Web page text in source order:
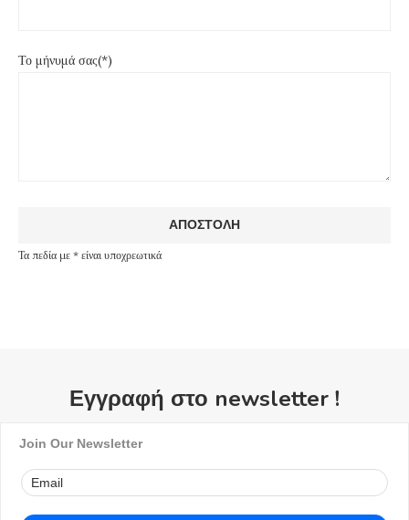
Το μήνυμά σας(*)
Τα πεδία με * είναι υποχρεωτικά
Εγγραφή στο newsletter !
Join Our Newsletter